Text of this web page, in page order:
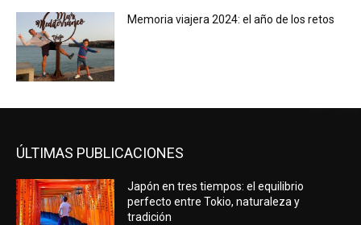
Memoria viajera 2024: el año de los retos
ÚLTIMAS PUBLICACIONES
Japón en tres tiempos: el equilibrio
perfecto entre Tokio, naturaleza y
tradición